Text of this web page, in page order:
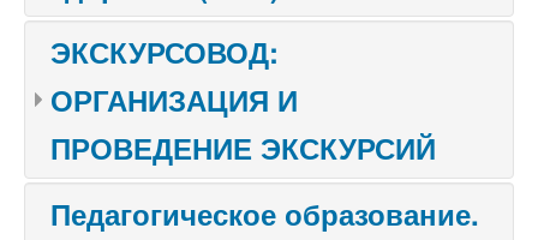
ЭКСКУРСОВОД:
ОРГАНИЗАЦИЯ И
ПРОВЕДЕНИЕ ЭКСКУРСИЙ
Педагогическое образование.